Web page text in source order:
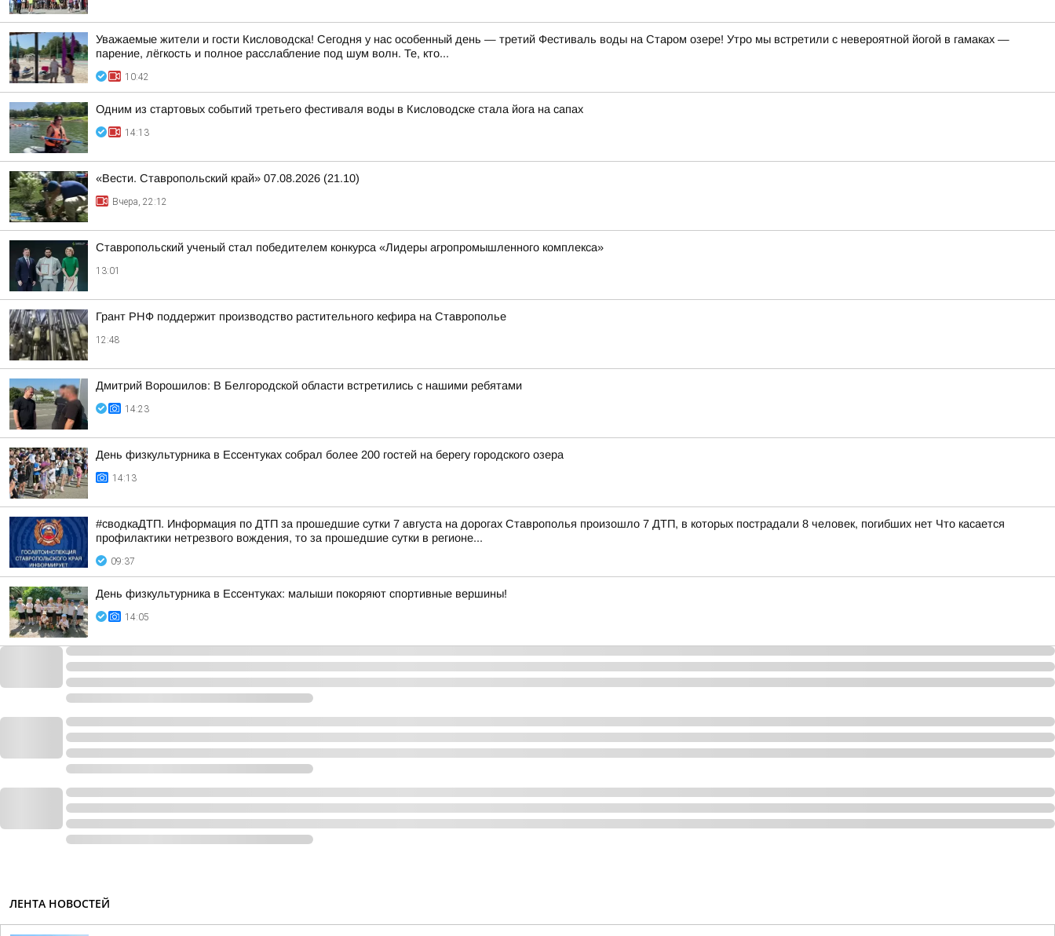
Уважаемые жители и гости Кисловодска! Сегодня у нас особенный день — третий Фестиваль воды на Старом озере! Утро мы встретили с невероятной йогой в гамаках —
парение, лёгкость и полное расслабление под шум волн. Те, кто...
10:42
Одним из стартовых событий третьего фестиваля воды в Кисловодске стала йога на сапах
14:13
«Вести. Ставропольский край» 07.08.2026 (21.10)
Вчера, 22:12
Ставропольский ученый стал победителем конкурса «Лидеры агропромышленного комплекса»
13:01
Грант РНФ поддержит производство растительного кефира на Ставрополье
12:48
Дмитрий Ворошилов: В Белгородской области встретились с нашими ребятами
14:23
День физкультурника в Ессентуках собрал более 200 гостей на берегу городского озера
14:13
#сводкаДТП. Информация по ДТП за прошедшие сутки 7 августа на дорогах Ставрополья произошло 7 ДТП, в которых пострадали 8 человек, погибших нет Что касается
профилактики нетрезвого вождения, то за прошедшие сутки в регионе...
09:37
День физкультурника в Ессентуках: малыши покоряют спортивные вершины!
14:05
ЛЕНТА НОВОСТЕЙ